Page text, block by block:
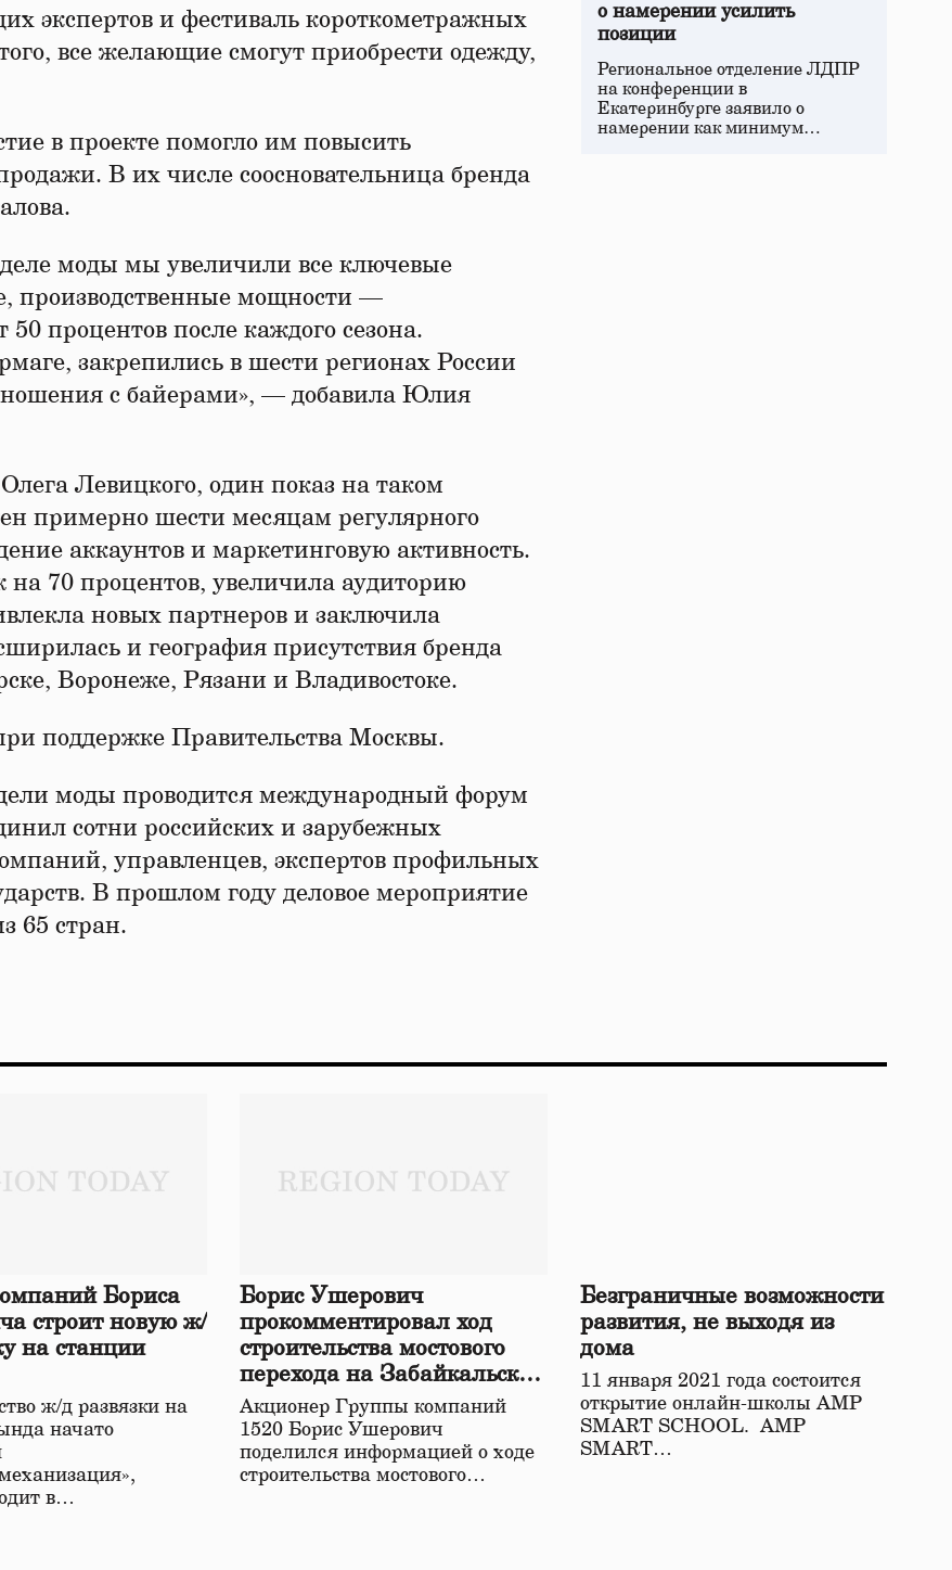
экспертов и фестиваль короткометражных
все желающие смогут приобрести одежду,
в проекте помогло им повысить
В их числе соосновательница бренда
моды мы увеличили все ключевые
производственные мощности —
процентов после каждого сезона.
закрепились в шести регионах России
с байерами», — добавила Юлия
Левицкого, один показ на таком
примерно шести месяцам регулярного
аккаунтов и маркетинговую активность.
70 процентов, увеличила аудиторию
новых партнеров и заключила
и география присутствия бренда
Воронеже, Рязани и Владивостоке.
поддержке Правительства Москвы.
моды проводится международный форум
сотни российских и зарубежных
управленцев, экспертов профильных
В прошлом году деловое мероприятие
65 стран.
о намерении усилить
позиции
Региональное отделение ЛДПР
на конференции в
Екатеринбурге заявило о
намерении как минимум…
Бориса
строит новую ж/
на станции
ж/д развязки на
начато
в…
Борис Ушерович
прокомментировал ход
строительства мостового
перехода на Забайкальской
железной дороге
Акционер Группы компаний
1520 Борис Ушерович
поделился информацией о ходе
строительства мостового…
Безграничные возможности
развития, не выходя из
дома
11 января 2021 года состоится
открытие онлайн-школы АМР
SMART SCHOOL. АМР
SMART…